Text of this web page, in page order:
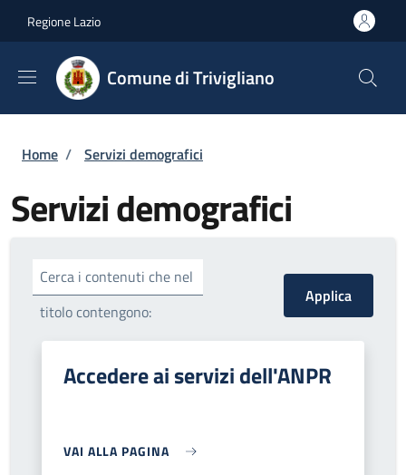
Regione Lazio
Comune di Trivigliano
Briciole di pane
Home / Servizi demografici
Servizi demografici
Cerca i contenuti che nel
titolo contengono:
Accedere ai servizi dell'ANPR
VAI ALLA PAGINA